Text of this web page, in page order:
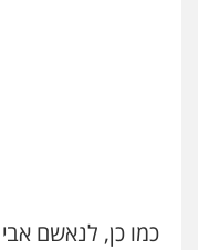
כמו כן, לנאשם